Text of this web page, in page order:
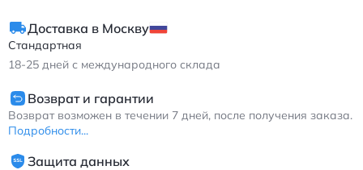
Доставка в Москву
Стандартная
18-25 дней с международного склада
Возврат и гарантии
Возврат возможен в течении 7 дней, после получения заказа.
Подробности...
Защита данных